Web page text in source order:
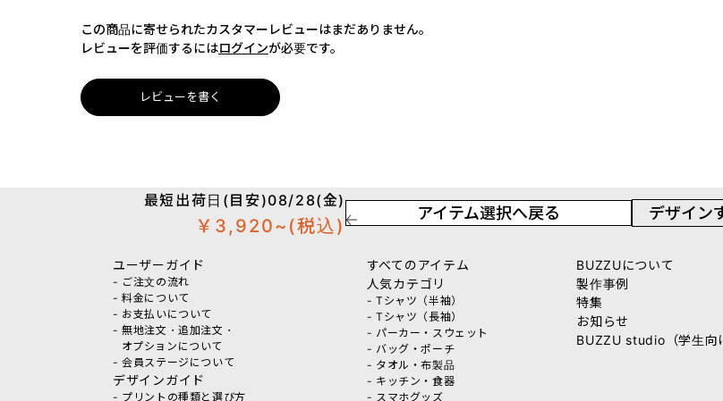
この商品に寄せられたカスタマーレビューはまだありません。
レビューを評価するにはログインが必要です。
レビューを書く
最短出荷日(目安)08/28(金)
￥3,920~ (税込)
アイテム選択へ戻る デザイン
ユーザーガイド
- ご注文の流れ
- 料金について
- お支払いについて
- 無地注文・追加注文・
オプションについて
- 会員ステージについて
デザインガイド
- プリントの種類と選び方
すべてのアイテム
人気カテゴリ
- Tシャツ（半袖）
- Tシャツ（長袖）
- パーカー・スウェット
- バッグ・ポーチ
- タオル・布製品
- キッチン・食器
- スマホグッズ
BUZZUについて
製作事例
特集
お知らせ
BUZZU studio（学生向